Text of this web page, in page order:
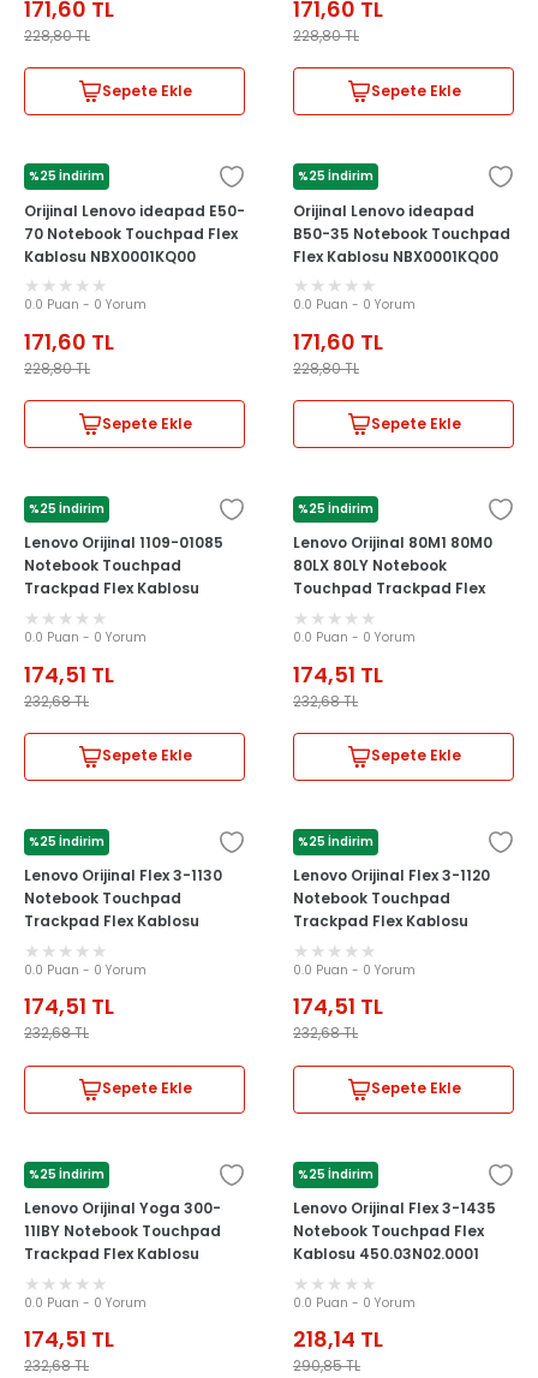
171,60 TL
228,80TL
Sepete Ekle
171,60 TL
228,80TL
Sepete Ekle
%25 İndirim
LENOVO
Orijinal Lenovo ideapad E50-
70 Notebook Touchpad Flex
Kablosu NBX0001KQ00
0.0 Puan - 0 Yorum
171,60 TL
228,80TL
Sepete Ekle
%25 İndirim
LENOVO
Orijinal Lenovo ideapad
B50-35 Notebook Touchpad
Flex Kablosu NBX0001KQ00
0.0 Puan - 0 Yorum
171,60 TL
228,80TL
Sepete Ekle
%25 İndirim
LENOVO
Lenovo Orijinal 1109-01085
Notebook Touchpad
Trackpad Flex Kablosu
0.0 Puan - 0 Yorum
174,51 TL
232,68TL
Sepete Ekle
%25 İndirim
LENOVO
Lenovo Orijinal 80M1 80M0
80LX 80LY Notebook
Touchpad Trackpad Flex
Kablosu
0.0 Puan - 0 Yorum
174,51 TL
232,68TL
Sepete Ekle
%25 İndirim
LENOVO
Lenovo Orijinal Flex 3-1130
Notebook Touchpad
Trackpad Flex Kablosu
0.0 Puan - 0 Yorum
174,51 TL
232,68TL
Sepete Ekle
%25 İndirim
LENOVO
Lenovo Orijinal Flex 3-1120
Notebook Touchpad
Trackpad Flex Kablosu
0.0 Puan - 0 Yorum
174,51 TL
232,68TL
Sepete Ekle
%25 İndirim
LENOVO
Lenovo Orijinal Yoga 300-
11IBY Notebook Touchpad
Trackpad Flex Kablosu
0.0 Puan - 0 Yorum
174,51 TL
232,68TL
%25 İndirim
LENOVO
Lenovo Orijinal Flex 3-1435
Notebook Touchpad Flex
Kablosu 450.03N02.0001
0.0 Puan - 0 Yorum
218,14 TL
290,85TL